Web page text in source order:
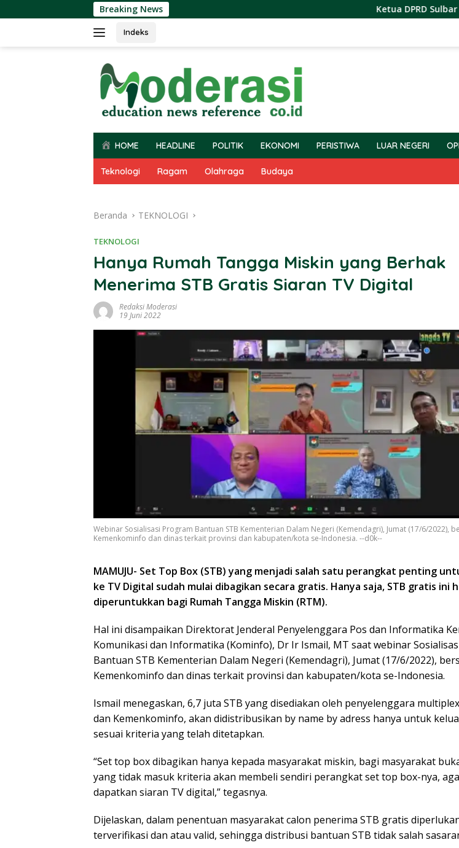
ke
Breaking News Ketua DPRD Sulbar Terima
Indeks
HOME HEADLINE POLITIK EKONOMI PERISTIWA LUAR NEGERI
Teknologi Ragam Olahraga Budaya
Beranda TEKNOLOGI
TEKNOLOGI
Hanya Rumah Tangga Miskin yang Berhak
Menerima STB Gratis Siaran TV Digital
Redaksi Moderasi
19 Juni 2022
Webinar Sosialisasi Program Bantuan STB Kementerian Dalam Negeri (Kemendagri), Jumat (17/6/2022),
Kemenkominfo dan dinas terkait provinsi dan kabupaten/kota se-Indonesia. --d0k--
MAMUJU- Set Top Box (STB) yang menjadi salah satu perangkat penting
ke TV Digital sudah mulai dibagikan secara gratis. Hanya saja, STB gratis ini
diperuntukkan bagi Rumah Tangga Miskin (RTM).
Hal ini disampaikan Direktorat Jenderal Penyelenggara Pos dan Informatika
Komunikasi dan Informatika (Kominfo), Dr Ir Ismail, MT saat webinar
Bantuan STB Kementerian Dalam Negeri (Kemendagri), Jumat (17/6/2022),
Kemenkominfo dan dinas terkait provinsi dan kabupaten/kota se-Indonesia.
Ismail menegaskan, 6,7 juta STB yang disediakan oleh penyelenggara
dan Kemenkominfo, akan didistribusikan by name by adress hanya untuk
sesuai kriteria yang telah ditetapkan.
“Set top box dibagikan hanya kepada masyarakat miskin, bagi masyarakat
yang tidak masuk kriteria akan membeli sendiri perangkat set top box-nya,
dapatkan siaran TV digital,” tegasnya.
Dijelaskan, dalam penentuan masyarakat calon penerima STB gratis
terverifikasi dan atau valid, sehingga distribusi bantuan STB tidak salah